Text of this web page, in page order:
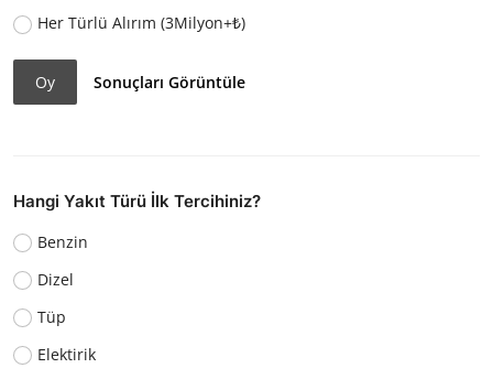
Her Türlü Alırım (3Milyon+₺)
Oy Sonuçları Görüntüle
Hangi Yakıt Türü İlk Tercihiniz?
Benzin
Dizel
Tüp
Elektirik